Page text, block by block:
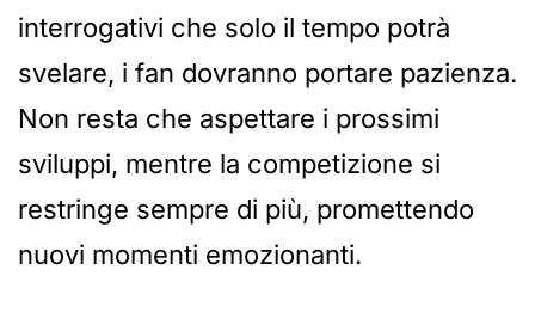
interrogativi che solo il tempo potrà
svelare, i fan dovranno portare pazienza.
Non resta che aspettare i prossimi
sviluppi, mentre la competizione si
restringe sempre di più, promettendo
nuovi momenti emozionanti.